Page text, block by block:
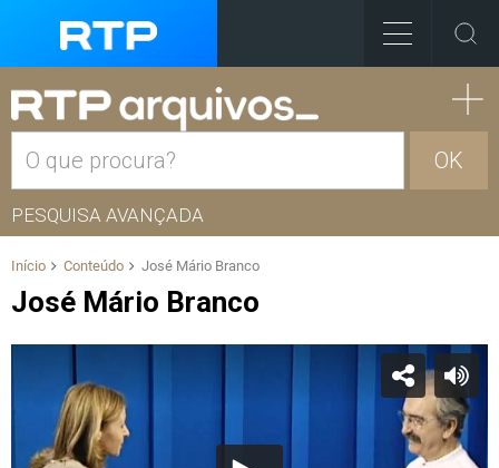
OK
PESQUISA AVANÇADA
Início Conteúdo José Mário Branco
José Mário Branco